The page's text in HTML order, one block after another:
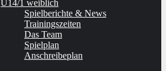
U14/1 weiblich
Spielberichte & News
Trainingszeiten
Das Team
Spielplan
Anschreibeplan